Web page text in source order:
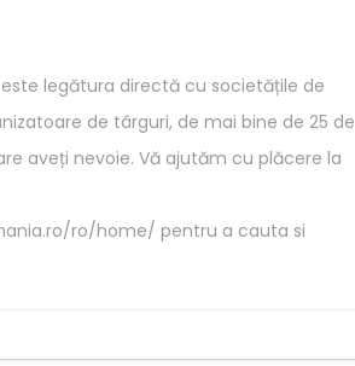
legătura directă cu societățile de
de târguri, de mai bine de 25 de
aveți nevoie. Vă ajutăm cu plăcere la
ro/home/ pentru a cauta si